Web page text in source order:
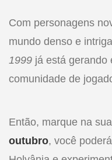
Com personagens
mundo denso e
1999 já está gerando
comunidade de
Então, marque na
outubro, você